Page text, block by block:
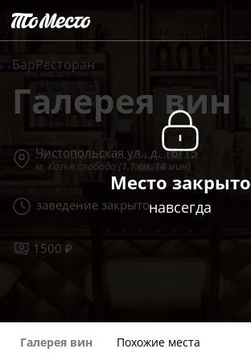
БарРесторан
Галерея вин
Чистопольская ул., д. 16/15
м. Козья слобода (1.1 км, 14 мин)
заведение закрыто
1500 ₽
Место закрыто
навсегда
Галерея вин Похожие места